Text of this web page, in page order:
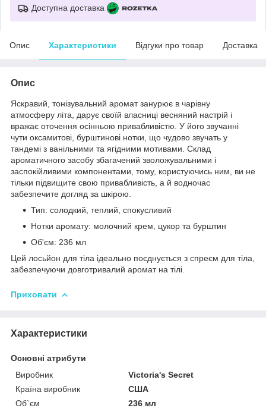
Доступна доставка
Опис Характеристики Відгуки про товар Доставка
Опис
Яскравий, тонізувальний аромат занурює в чарівну
атмосферу літа, дарує своїй власниці весняний настрій і
вражає оточення осінньою привабливістю. У його звучанні
чути оксамитові, бурштинові нотки, що чудово звучать у
тандемі з ванільними та ягідними мотивами. Склад
ароматичного засобу збагачений зволожувальними і
заспокійливими компонентами, тому, користуючись ним, ви не
тільки підвищите свою привабливість, а й водночас
забезпечите догляд за шкірою.
Тип: солодкий, теплий, спокусливий
Нотки аромату: молочний крем, цукор та бурштин
Об'єм: 236 мл
Цей лосьйон для тіла ідеально поєднується з спреєм для тіла,
забезпечуючи довготривалий аромат на тілі.
Приховати
Характеристики
Основні атрибути
Виробник
Victoria's Secret
Країна виробник
США
Об`єм
236 мл